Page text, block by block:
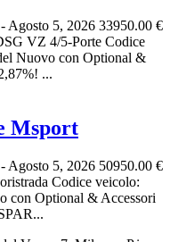
- Agosto 5, 2026 33950.00 €
VZ 4/5-Porte Codice
Nuovo con Optional &
...
Msport
- Agosto 5, 2026 50950.00 €
Codice veicolo:
con Optional & Accessori